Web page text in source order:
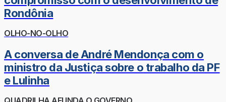
Rondônia
OLHO-NO-OLHO
A conversa de André Mendonça com o
ministro da Justiça sobre o trabalho da PF
e Lulinha